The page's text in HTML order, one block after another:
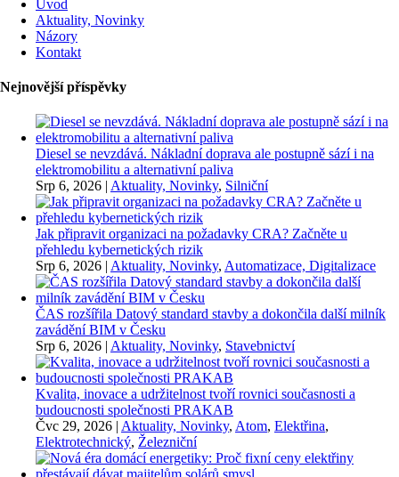
Úvod
Aktuality, Novinky
Názory
Kontakt
Nejnovější příspěvky
Diesel se nevzdává. Nákladní doprava ale postupně sází i na
elektromobilitu a alternativní paliva
Srp 6, 2026 | Aktuality, Novinky, Silniční
Jak připravit organizaci na požadavky CRA? Začněte u
přehledu kybernetických rizik
Srp 6, 2026 | Aktuality, Novinky, Automatizace, Digitalizace
ČAS rozšířila Datový standard stavby a dokončila další milník
zavádění BIM v Česku
Srp 6, 2026 | Aktuality, Novinky, Stavebnictví
Kvalita, inovace a udržitelnost tvoří rovnici současnosti a
budoucnosti společnosti PRAKAB
Čvc 29, 2026 | Aktuality, Novinky, Atom, Elektřina,
Elektrotechnický, Železniční